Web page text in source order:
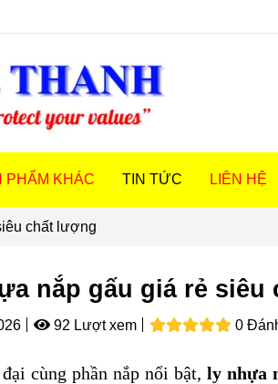
PHẨM KHÁC TIN TỨC LIÊN HỆ
chất lượng
nắp gấu giá rẻ siêu
92 Lượt xem 0
cùng phần nắp nổi bật, ly nhựa